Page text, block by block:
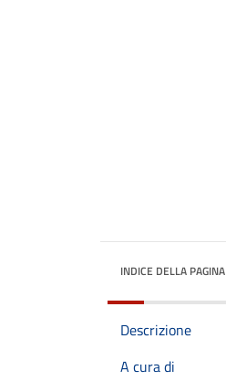
INDICE DELLA PAGINA
Descrizione
A cura di